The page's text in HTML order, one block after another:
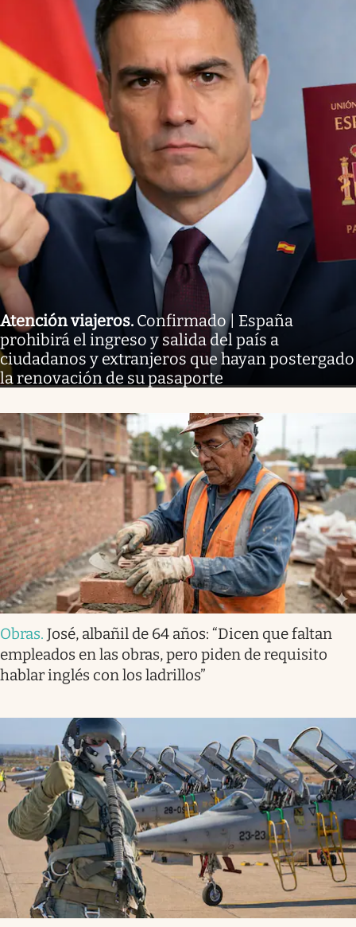
Atención viajeros. Confirmado | España
prohibirá el ingreso y salida del país a
ciudadanos y extranjeros que hayan postergado
la renovación de su pasaporte
Obras. José, albañil de 64 años: “Dicen que faltan
empleados en las obras, pero piden de requisito
hablar inglés con los ladrillos”